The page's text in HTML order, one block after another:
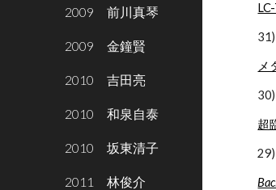
2009 前川真琴
2009 金鐘賢
2010 吉田亮
2010 和泉自泰
2010 坂東清子
2011 林俊介
メ
超